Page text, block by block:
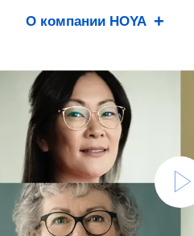
О компании HOYA